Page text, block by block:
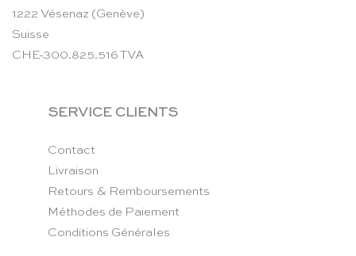
1222 Vésenaz (Genève)
Suisse
CHE-300.825.516 TVA
SERVICE CLIENTS
Contact
Livraison
Retours & Remboursements
Méthodes de Paiement
Conditions Générales